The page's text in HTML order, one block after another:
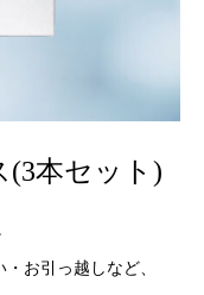
(3本セット)
お引っ越しなど、